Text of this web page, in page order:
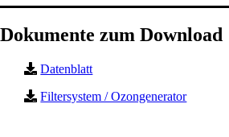
Dokumente zum Download
Datenblatt
Filtersystem / Ozongenerator